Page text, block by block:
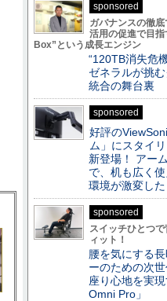
sponsored
ガバナンスの徹
活用の促進で目
Box”という成長エンジン
“120TB消失危
ゼネラルが挑
統合の舞台裏
sponsored
好評の
ム」にスタイ
新登場！ アー
で、机も広く
環境が激変した
sponsored
スイッチひとつ
ィット！
腰を気にする
ーのための次
座り心地を実
Omni Pro」